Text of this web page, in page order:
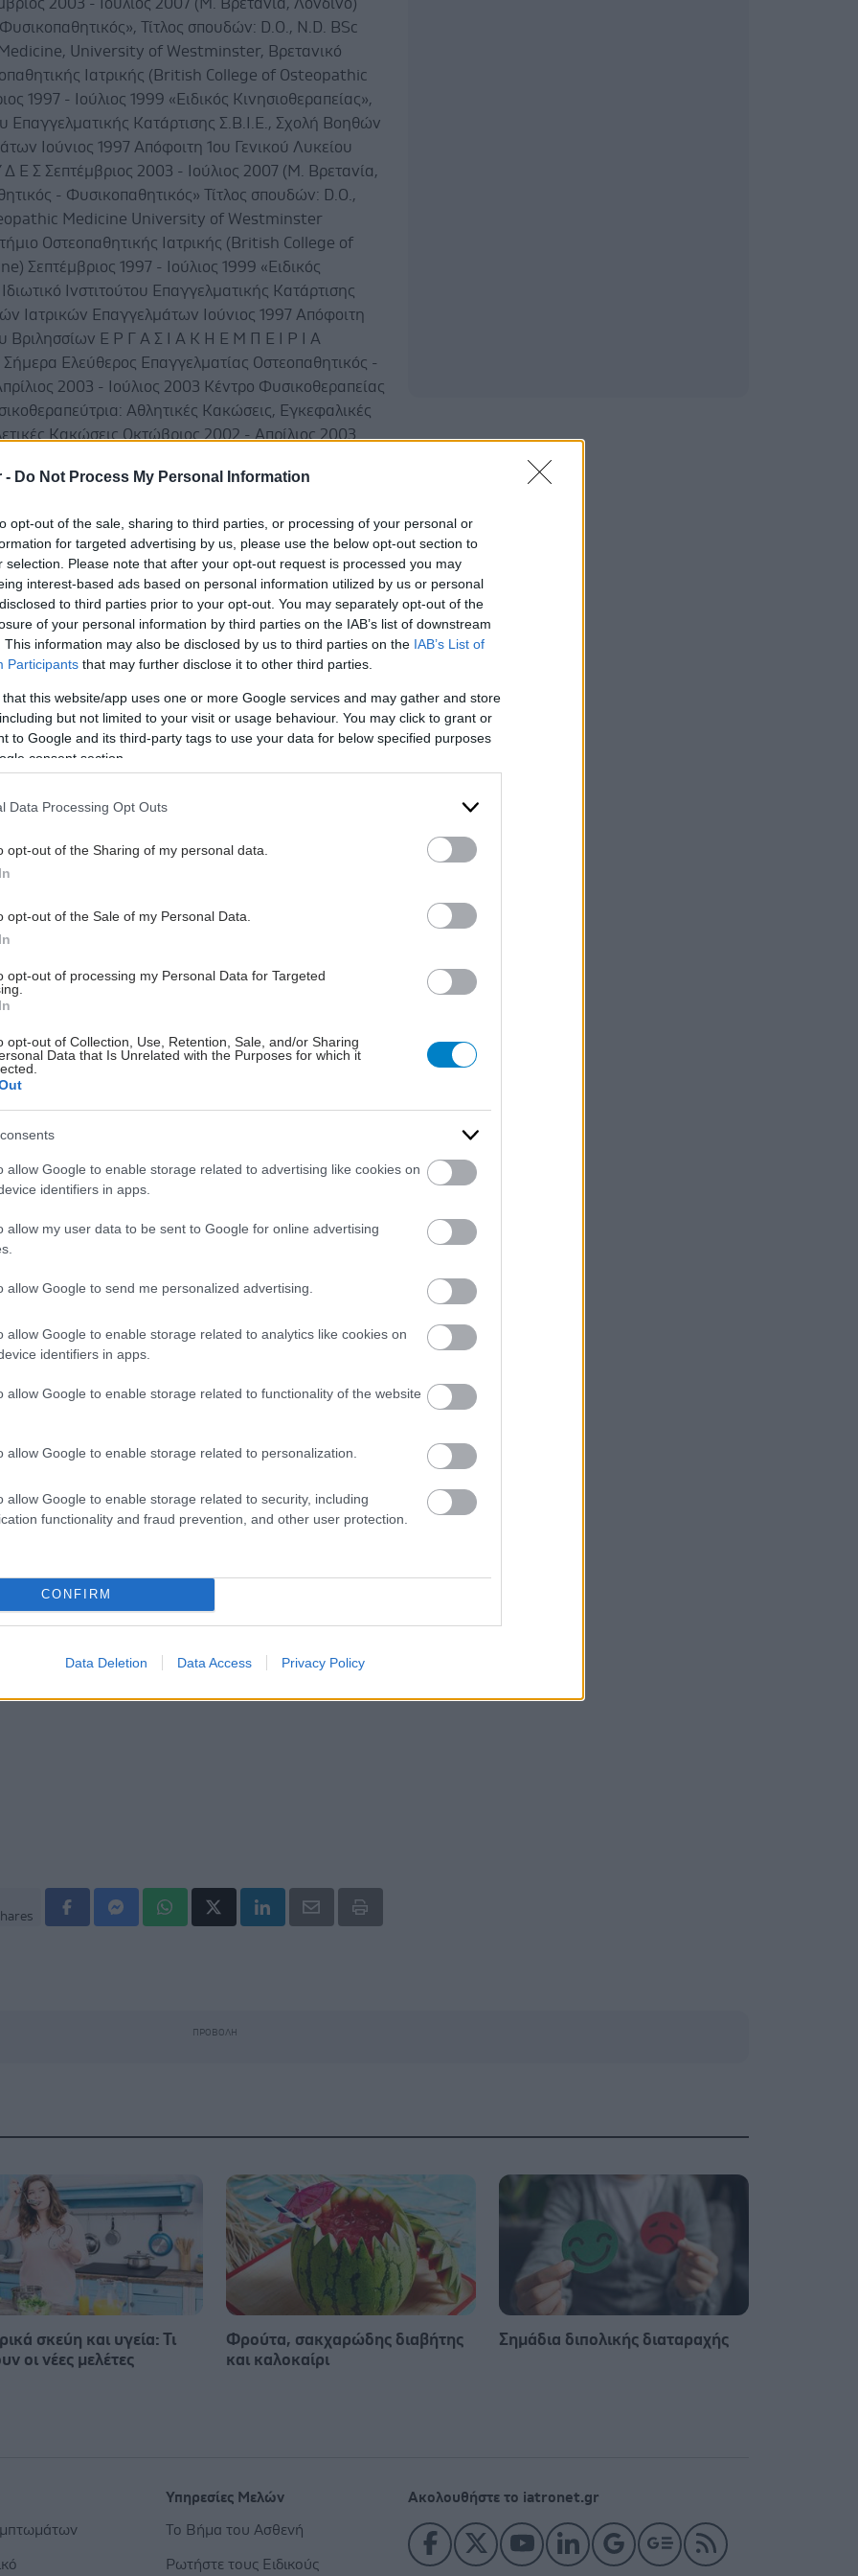
- Do Not Process My Personal Information
opt-out of the sale, sharing to third parties, or processing of your personal or
for targeted advertising by us, please use the below opt-out section to
selection. Please note that after your opt-out request is processed you may
interest-based ads based on personal information utilized by us or personal
to third parties prior to your opt-out. You may separately opt-out of the
of your personal information by third parties on the IAB’s list of downstream
This information may also be disclosed by us to third parties on the IAB’s List of
Participants that may further disclose it to other third parties.
that this website/app uses one or more Google services and may gather and store
but not limited to your visit or usage behaviour. You may click to grant or
to Google and its third-party tags to use your data for below specified purposes
consent section.
Data Processing Opt Outs
opt-out of the Sharing of my personal data.
opt-out of the Sale of my Personal Data.
opt-out of processing my Personal Data for Targeted
opt-out of Collection, Use, Retention, Sale, and/or Sharing
Data that Is Unrelated with the Purposes for which it
allow Google to enable storage related to advertising like cookies on
identifiers in apps.
allow my user data to be sent to Google for online advertising
allow Google to send me personalized advertising.
allow Google to enable storage related to analytics like cookies on
identifiers in apps.
allow Google to enable storage related to functionality of the website
allow Google to enable storage related to personalization.
allow Google to enable storage related to security, including
functionality and fraud prevention, and other user protection.
CONFIRM
Data Deletion Data Access Privacy Policy
Τίτλος σπουδών: D.O., N.D. BSc
University of Westminster, Βρετανικό
Ιατρικής (British College of Osteopathic
1997 - Ιούλιος 1999 «Ειδικός Kινησιοθεραπείας»,
Eπαγγελματικής Κατάρτισης Σ.Β.Ι.Ε., Σχολή Βοηθών
Ιούνιος 1997 Απόφοιτη 1ου Γενικού Λυκείου
Ε Σ Σεπτέμβριος 2003 - Ιούλιος 2007 (Μ. Βρετανία,
- Φυσικοπαθητικός» Τίτλος σπουδών: D.O.,
Medicine University of Westminster
Οστεοπαθητικής Ιατρικής (British College of
Σεπτέμβριος 1997 - Ιούλιος 1999 «Ειδικός
Ινστιτούτου Επαγγελματικής Κατάρτισης
Ιατρικών Επαγγελμάτων Ιούνιος 1997 Απόφοιτη
Βριλησσίων Ε Ρ Γ Α Σ Ι Α Κ Η Ε Μ Π Ε Ι Ρ Ι Α
Ελεύθερος Επαγγελματίας Οστεοπαθητικός -
2003 - Ιούλιος 2003 Κέντρο Φυσικοθεραπείας
Αθλητικές Κακώσεις, Εγκεφαλικές
Κακώσεις Οκτώβριος 2002 - Απρίλιος 2003
Προγράμματα Ασκήσεων Σεπτέμβριος 2000 -
Αθλητικές Κακώσεις, Μυοσκελετικές Κακώσεις,
Σεπτέμβριος 2001 - Δεκέμβριος 2001 (Ελλάδα,
Χολαργού Φυσικοθεραπεύτρια: Αγώνες
2001 - Φεβρουάριος 2002 Αθλητικός Όμιλος
Ομάδας Handball Ανδρών (Αγώνες
2001 - Δεκέμβριος 2001 A.Σ.E. Δούκας
Ομάδες παίδων και Πανπαίδων Handball (Αγώνες
Ιανουάριος 2001 - Ιούνιος 2001
κέντρο «Ασκληπιείο» Εξάμηνη πρακτική άσκηση
Κατάρτιση Νοέμβριος 2001 Ε.Ο.Π.Π.Ε.Π.
Επαγγελματικής Κατάρτισης Eιδικότητα:
Αρωγή Θεραπείες Οστεοπαθητικής Κλινική
Οστεοπαθητικής σχολής O.S.D. Σεπτέμβριος 2014 -
Λωτός Εισηγήτρια σεμιναρίων Ανατομίας,
Εισηγήτρια σεμιναρίων Ανατομίας Σ Ε Μ Ι
Πανελλήνιος Σύλλογος Οστεοπαθητικής,
Πανεπιστήμιο Οστεοπαθητικής «Σεμινάριο
Reiki» Εισηγητής: Anthony Campbell Μάιος 2004 -
Λονδίνο) Βρετανικό Πανεπιστήμιο
Εισηγητής: Barbara Sarget - Reiki
2004 (Μ. Βρετανία, Λονδίνο) Βρετανικό
First Aid Limited Σ Υ Λ Λ Ο Γ Ο Ι Ιανουάριος 2010 -
Πανελλήνιος Σύλλογος Οστεοπαθητικής Μέλος
2011 Πανελλήνιος Σύλλογος
2001 - Ιούλιος 2001 Παγκόσμιοι Θερινοί
Εκπαίδευση και συμμετοχή ως διαιτητής στο
Δημιουργική απασχόληση παιδιών Μέλος
Θεωρεία, Φωτογραφήσεις, Συμμετοχή σε
και σύνθεση κοσμήματος (μέταλλο, macrame),
Σεπτέμβριος 1988 - Ιούνιος 2002 Σώμα Ελληνίδων
Συμμετοχή σε κατασκηνώσεις.
σκεύη και υγεία: Τι
οι νέες μελέτες
Φρούτα, σακχαρώδης διαβήτης
και καλοκαίρι
Σημάδια διπολικής διαταραχής
Ακολουθήστε το iatronet.gr
Υπηρεσίες Μελών
Το Βήμα του Ασθενή
Ρωτήστε τους Ειδικούς